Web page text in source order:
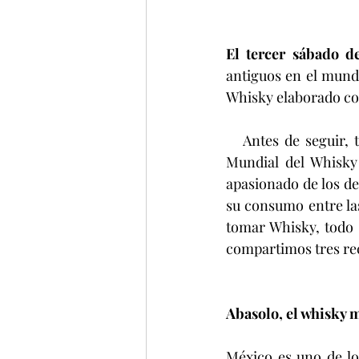
El tercer sábado
antiguos en el
Whisky elaborado
Mundial del
apasionado de los
su consumo entre
tomar Whisky,
compartimos tres
Abasolo, el whisky